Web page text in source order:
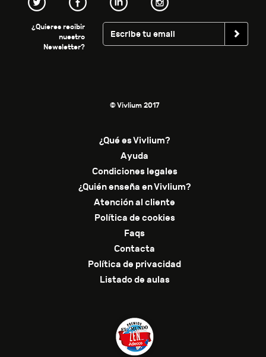
¿Quieres recibir
nuestro
Newsletter?
© Vivlium 2017
¿Qué es Vivlium?
Ayuda
Condiciones legales
¿Quién enseña en Vivlium?
Atención al cliente
Política de cookies
Faqs
Contacta
Política de privacidad
Listado de aulas